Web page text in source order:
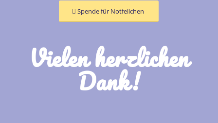
Spende für Notfellchen
Vielen herzlichen
Dank!